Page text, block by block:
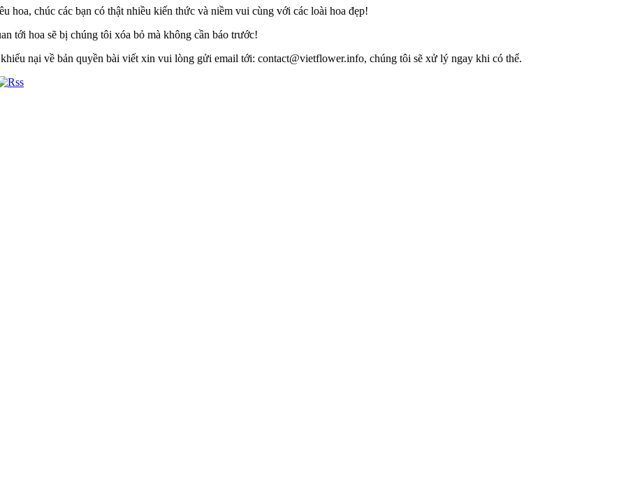
hoa, chúc các bạn có thật nhiều kiến thức và niềm vui cùng với các loài hoa đẹp!
tới hoa sẽ bị chúng tôi xóa bỏ mà không cần báo trước!
nại về bản quyền bài viết xin vui lòng gửi email tới: contact@vietflower.info, chúng tôi sẽ xử lý ngay khi có thể.